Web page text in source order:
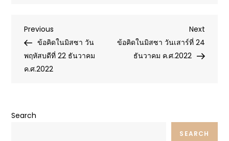
Post
navigation
Previous
Post
Previous
ข้อคิดในมิสซา วัน
พฤหัสบดีที่ 22 ธันวาคม
ค.ศ.2022
Next
Post
Next
ข้อคิดในมิสซา วันเสาร์ที่ 24
ธันวาคม ค.ศ.2022
Search
SEARCH